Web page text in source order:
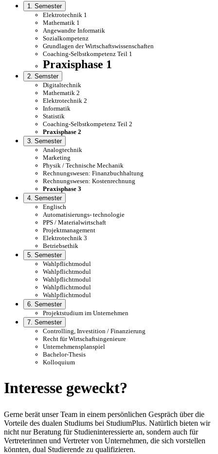
1. Semester
Elektrotechnik 1
Mathematik 1
Angewandte Informatik
Sozialkompetenz
Grundlagen der Wirtschaftswissenschaften
Coaching-Selbstkompetenz Teil 1
Praxisphase 1
2. Semster
Digitaltechnik
Mathematik 2
Elektrotechnik 2
Informatik
Statistik
Coaching-Selbstkompetenz Teil 2
Praxisphase 2
3. Semester
Analogtechnik
Marketing
Physik / Technische Mechanik
Rechnungswesen: Finanzbuchhaltung
Rechnungswesen: Kostenrechnung
Praxisphase 3
4. Semester
Englisch
Automatisierungs- technologie
PPS / Materialwirtschaft
Projektmanagement
Elektrotechnik 3
Betriebsethik
5. Semester
Wahlpflichtmodul
Wahlpflichtmodul
Wahlpflichtmodul
Wahlpflichtmodul
Wahlpflichtmodul
6. Semester
Projektstudium im Unternehmen
7. Semester
Controlling, Investition / Finanzierung
Recht für Wirtschaftsingenieure
Unternehmensplanspiel
Bachelor-Thesis
Kolloquium
Interesse geweckt?
Gerne berät unser Team in einem persönlichen Gespräch über die
Vorteile des dualen Studiums bei StudiumPlus. Natürlich bieten wir
nicht nur Beratung für Studieninteressierte an, sondern auch für
Vertreterinnen und Vertreter von Unternehmen, die sich vorstellen
könnten, dual Studierende zu qualifizieren.